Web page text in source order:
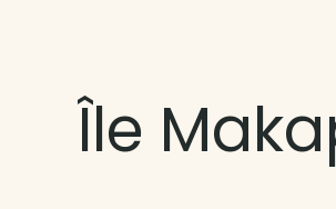
Île